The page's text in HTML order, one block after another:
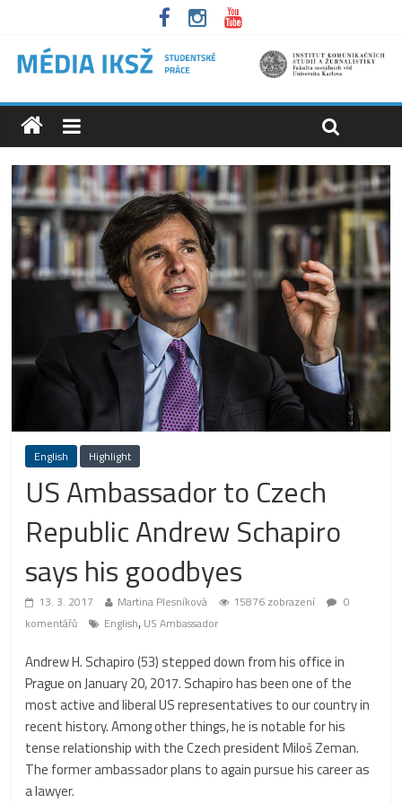
English Highlight
US Ambassador to Czech
Republic Andrew Schapiro
says his goodbyes
13. 3. 2017 Martina Plesníková 15876 zobrazení
0
komentářů
English, US Ambassador
Andrew H. Schapiro (53) stepped down from his office in
Prague on January 20, 2017. Schapiro has been one of the
most active and liberal US representatives to our country in
recent history. Among other things, he is notable for his
tense relationship with the Czech president Miloš Zeman.
The former ambassador plans to again pursue his career as
a lawyer.